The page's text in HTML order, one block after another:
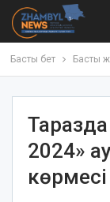
Басты бет Басты
2024»